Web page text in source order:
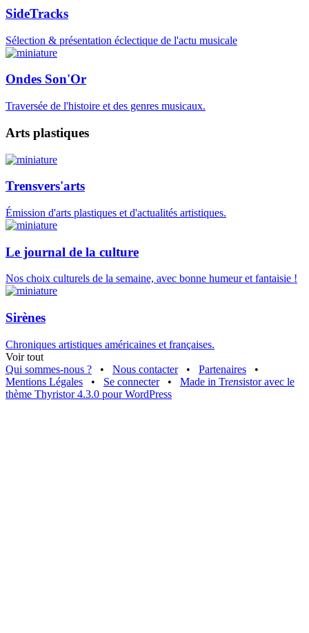
SideTracks
Sélection & présentation éclectique de l'actu musicale
Ondes Son'Or
Traversée de l'histoire et des genres musicaux.
Arts plastiques
Trensvers'arts
Émission d'arts plastiques et d'actualités artistiques.
Le journal de la culture
Nos choix culturels de la semaine, avec bonne humeur et fantaisie !
Sirènes
Chroniques artistiques américaines et françaises.
Voir tout
Qui sommes-nous ?
• Nous contacter • Partenaires
•
Mentions Légales
• Se connecter • Made in Trensistor avec le
thème Thyristor 4.3.0 pour WordPress